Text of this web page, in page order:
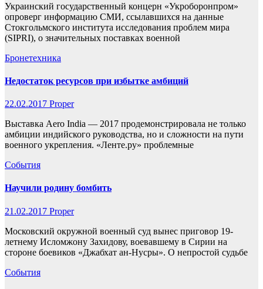
Украинский государственный концерн «Укроборонпром»
опроверг информацию СМИ, ссылавшихся на данные
Стокгольмского института исследования проблем мира
(SIPRI), о значительных поставках военной
Бронетехника
Недостаток ресурсов при избытке амбиций
22.02.2017 Proper
Выставка Aero India — 2017 продемонстрировала не только
амбиции индийского руководства, но и сложности на пути
военного укрепления. «Ленте.ру» проблемные
События
Научили родину бомбить
21.02.2017 Proper
Московский окружной военный суд вынес приговор 19-
летнему Исломжону Захидову, воевавшему в Сирии на
стороне боевиков «Джабхат ан-Нусры». О непростой судьбе
События